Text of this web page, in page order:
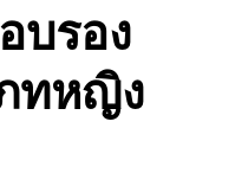
บรอง
ทหญิง